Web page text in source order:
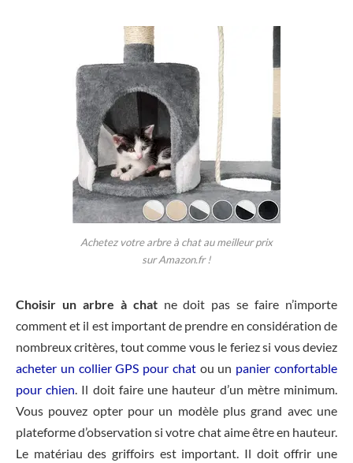
Achetez votre arbre à chat au meilleur prix
sur Amazon.fr !
Choisir un arbre à chatne doit pas se faire n’importe
comment et il est important de prendre en considération de
nombreux critères, tout comme vous le feriez si vous deviez
acheter un collier GPS pour chatou un panier confortable
pour chien. Il doit faire une hauteur d’un mètre minimum.
Vous pouvez opter pour un modèle plus grand avec une
plateforme d’observation si votre chat aime être en hauteur.
Le matériau des griffoirs est important. Il doit offrir une